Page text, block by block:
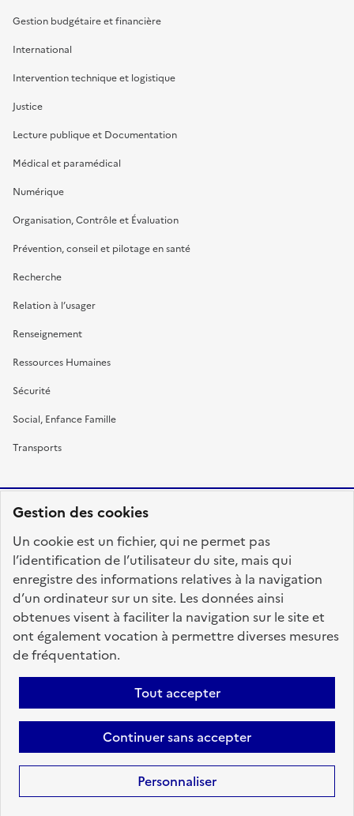
Gestion des cookies
Un cookie est un fichier, qui ne permet pas
l’identification de l’utilisateur du site, mais qui
enregistre des informations relatives à la navigation
d’un ordinateur sur un site. Les données ainsi
obtenues visent à faciliter la navigation sur le site et
ont également vocation à permettre diverses mesures
de fréquentation.
Tout accepter
Continuer sans accepter
Personnaliser
Gestion budgétaire et financière
International
Intervention technique et logistique
Justice
Lecture publique et Documentation
Médical et paramédical
Numérique
Organisation, Contrôle et Évaluation
Prévention, conseil et pilotage en santé
Recherche
Relation à l’usager
Renseignement
Ressources Humaines
Sécurité
Social, Enfance Famille
Transports
FRANÇAISE
fonction-publique.gouv.fr
legifrance.gouv.fr
gouvernement.fr
Accessibilité : totalement conforme
Personnaliser les cookies
Mentions légales Contact
candidats
Sauf mention contraire, tous les textes de ce site sont sous
etalab-2.0